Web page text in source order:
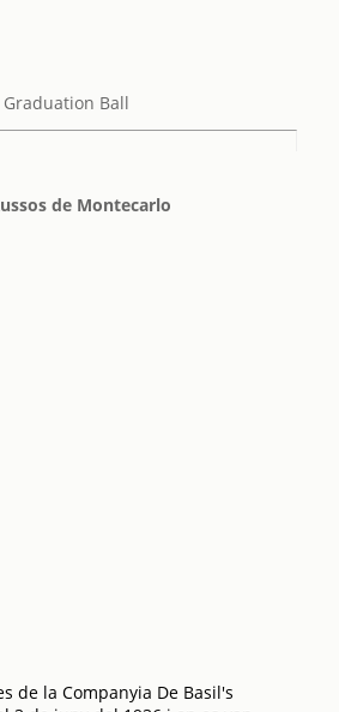
Graduation Ball
de Montecarlo
de la Companyia De Basil's